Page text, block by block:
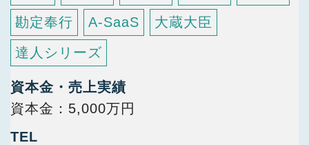
勘定奉行
A-SaaS
大蔵大臣
達人シリーズ
資本金・売上実績
資本金：5,000万円
TEL